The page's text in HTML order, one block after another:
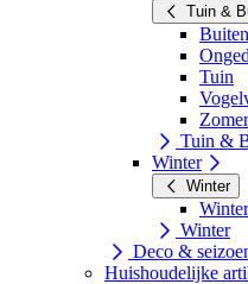
Tuin &
Tuin
Zomer
Tuin &
Winter
Winter
Winter
Deco &
Huishoudelijke